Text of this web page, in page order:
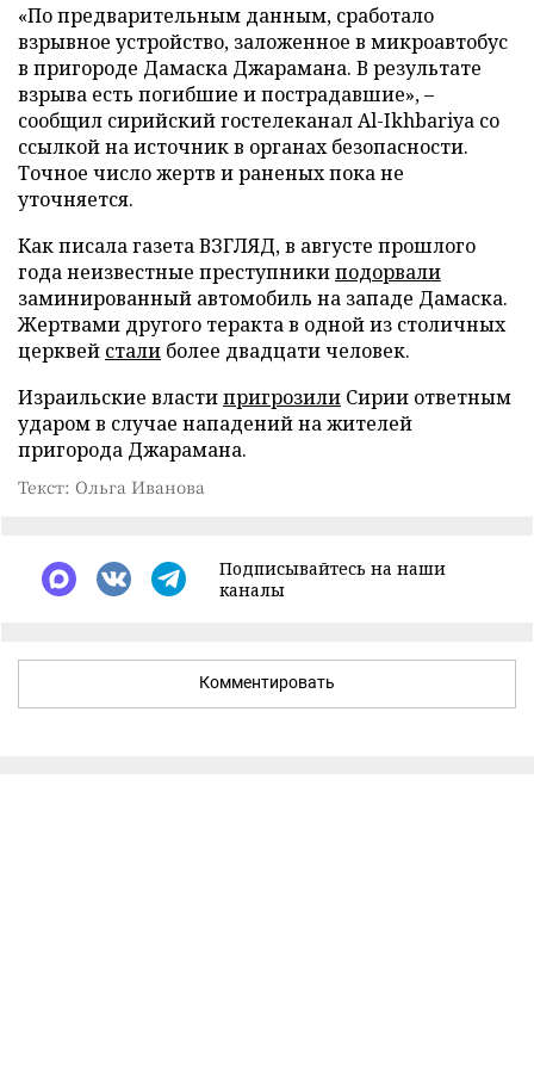
«По предварительным данным, сработало
взрывное устройство, заложенное в микроавтобус
в пригороде Дамаска Джарамана. В результате
взрыва есть погибшие и пострадавшие», –
сообщил сирийский гостелеканал Al-Ikhbariya со
ссылкой на источник в органах безопасности.
Точное число жертв и раненых пока не
уточняется.
Как писала газета ВЗГЛЯД, в августе прошлого
года неизвестные преступникиподорвали
заминированный автомобиль на западе Дамаска.
Жертвами другого теракта в одной из столичных
церквей стали более двадцати человек.
Израильские властипригрозили Сирии ответным
ударом в случае нападений на жителей
пригорода Джарамана.
Текст: Ольга Иванова
Подписывайтесь на наши
каналы
Комментировать